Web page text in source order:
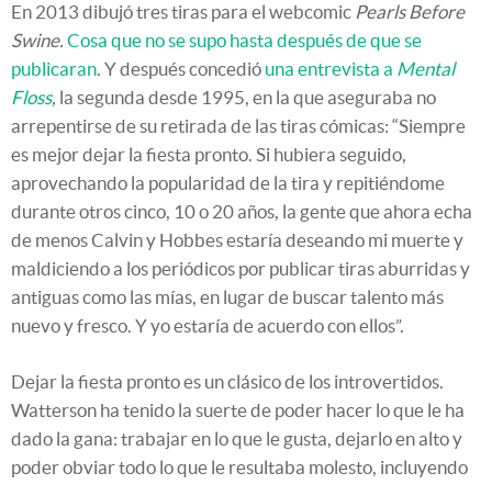
En 2013 dibujó tres tiras para el webcomic Pearls Before
Swine. Cosa que no se supo hasta después de que se
publicaran. Y después concedió una entrevista a Mental
Floss, la segunda desde 1995, en la que aseguraba no
arrepentirse de su retirada de las tiras cómicas: “Siempre
es mejor dejar la fiesta pronto. Si hubiera seguido,
aprovechando la popularidad de la tira y repitiéndome
durante otros cinco, 10 o 20 años, la gente que ahora echa
de menos Calvin y Hobbes estaría deseando mi muerte y
maldiciendo a los periódicos por publicar tiras aburridas y
antiguas como las mías, en lugar de buscar talento más
nuevo y fresco. Y yo estaría de acuerdo con ellos”.
Dejar la fiesta pronto es un clásico de los introvertidos.
Watterson ha tenido la suerte de poder hacer lo que le ha
dado la gana: trabajar en lo que le gusta, dejarlo en alto y
poder obviar todo lo que le resultaba molesto, incluyendo